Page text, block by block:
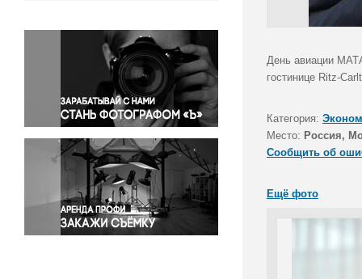
Окружающая среда
Политика
Правосудие
Происшествия и конфликты
Религия
Светская жизнь
Спорт
Экология
Экономика и бизнес
День авиации
гостинице Ritz-
Категория:
Место: Россия,
Сообщить об
Ещё фото